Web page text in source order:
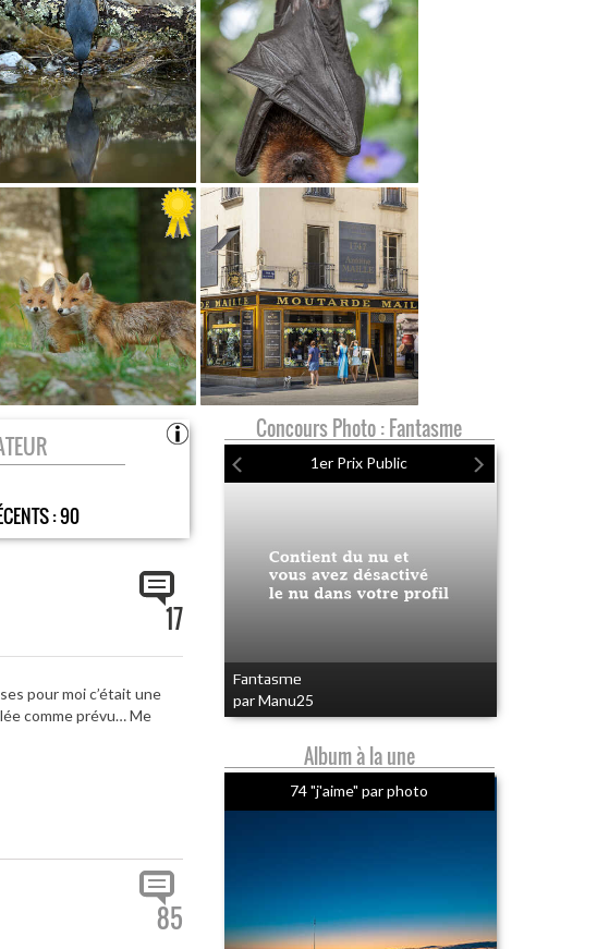
:90
17
pour moi c’était une
comme prévu… Me
85
Concours Photo : Fantasme
1er Prix Public
Fantasme
par Manu25
Album à la une
74 "j'aime" par photo